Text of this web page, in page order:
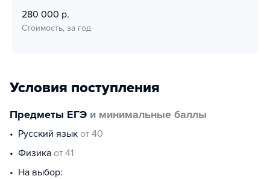
280 000 р.
Стоимость, за год
Условия поступления
Предметы ЕГЭ и минимальные баллы
русский язык от 40
физика от 41
На выбор: